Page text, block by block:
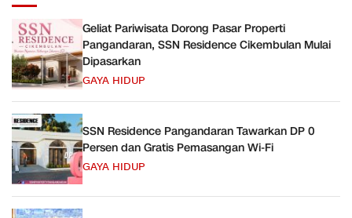
Geliat Pariwisata Dorong Pasar Properti
Pangandaran, SSN Residence Cikembulan Mulai
Dipasarkan
GAYA HIDUP
SSN Residence Pangandaran Tawarkan DP 0
Persen dan Gratis Pemasangan Wi-Fi
GAYA HIDUP